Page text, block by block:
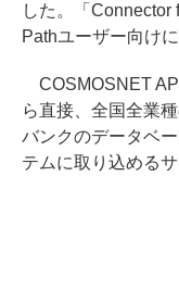
した。「Connector
Pathユーザー向け
COSMOSNET
ら直接、全国全業
バンクのデータベ
テムに取り込めるサ